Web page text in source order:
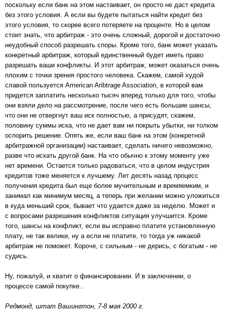
поскольку если банк на этом настаивает, он просто не даст кредита
без этого условия. А если вы будете пытаться найти кредит без
этого условия, то скорее всего потеряете на проценте. Но в целом
стоит знать, что арбитраж - это очень сложный, дорогой и достаточно
неудобный способ разрешать споры. Кроме того, банк может указать
конкретный арбитраж, который единственный будет иметь право
разрешать ваши конфликты. И этот арбитраж, может оказаться очень
плохим с точки зрения простого человека. Скажем, самой худой
славой пользуется American Aribtrage Association, в которой вам
придется заплатить несколько тысяч вперед только для того, чтобы
они взяли дело на рассмотрение, после чего есть большие шансы,
что они не отвергнут ваш иск полностью, а присудят, скажем,
половину суммы иска, что не дает вам ни покрыть убытки, ни толком
оспорить решение. Опять же, если ваш банк на этом (конкретной
арбитражной организации) настаивает, сделать ничего невозможно,
разве что искать другой банк. На что обычно к этому моменту уже
нет времени. Остается только радоваться, что в целом индустрия
кредитов тоже меняется к лучшему. Лет десять назад процесс
получения кредита был еще более мучительным и времяемким, и
занимал как минимум месяц, а теперь при желании можно уложиться
в куда меньший срок, бывает что удается даже за неделю. Может и
с вопросами разрешения конфликтов ситуация улучшится. Кроме
того, шансы на конфликт, если вы исправно платите установленную
плату, не так велики, ну а если не платите, то тогда уж никакой
арбитраж не поможет. Короче, с сильным - не дерись, с богатым - не
судись.
Ну, пожалуй, и хватит о финансировании. И в заключении, о
процессе самой покупке..
Редмонд, штат Вашингтон, 7-8 мая 2000 г.